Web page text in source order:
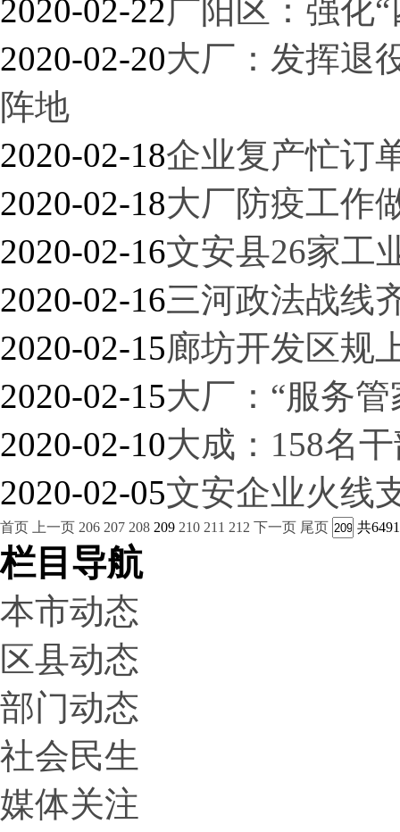
2020-02-22广阳区：强化
2020-02-20大厂：发挥退
阵地
2020-02-18企业复产忙订
2020-02-18大厂防疫工作
2020-02-16文安县26家工
2020-02-16三河政法战线
2020-02-15廊坊开发区规
2020-02-15大厂：“服务
2020-02-10大成：158名
2020-02-05文安企业火线
首页 上一页 206 207 208 209 210 211 212 下一页 尾页 共
栏目导航
本市动态
区县动态
部门动态
社会民生
媒体关注